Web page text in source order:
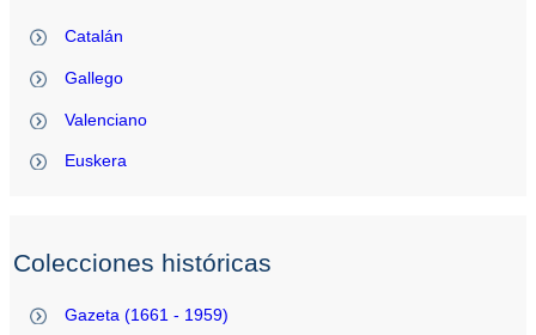
Catalán
Gallego
Valenciano
Euskera
Colecciones históricas
Gazeta (1661 - 1959)